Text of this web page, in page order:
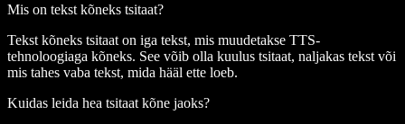
Mis on tekst kõneks tsitaat?
Tekst kõneks tsitaat on iga tekst, mis muudetakse TTS-
tehnoloogiaga kõneks. See võib olla kuulus tsitaat, naljakas tekst või
mis tahes vaba tekst, mida hääl ette loeb.
Kuidas leida hea tsitaat kõne jaoks?